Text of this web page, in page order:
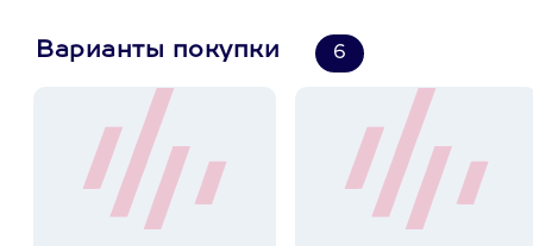
Варианты покупки 6